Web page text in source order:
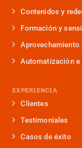
Contenidos y
Formación y
Aprovechamiento
Automatización e
EXPERIENCIA
Clientes
Testimoniales
Casos de éxito